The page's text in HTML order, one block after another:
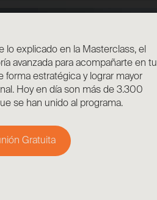
lo explicado en la Masterclass, el
avanzada para acompañarte en tu
estratégica y lograr mayor
Hoy en día son más de 3.300
se han unido al programa.
Gratuita